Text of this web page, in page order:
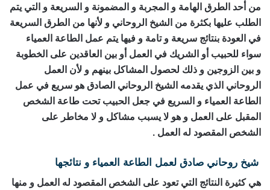
من أحد الطرق الهامة و المجربة و المضمونة و السريعة و التي يتم
الطلب عليها بكثرة من الشيخ الروحاني و لأنها من الطرق السريعة
في العودة بنتائج سريعة و تامة و فيها يتم عمل الطاعة العمياء
سواء للحبيب أو الشريك في العمل أو بين العاقدين على الخطوبة
و بين الزوجين و ذلك لحصول المشاكل بينهم و لأن العمل
الروحاني الذي يقدمه الشيخ الروحاني الصادق هو سريع في عمل
الطاعة العمياء و السريع في جعل الحبيب تحت طاعة الشخص
المقبل على العمل و هو لا يسبب مشاكل و لا مخاطر على
الشخص المقصود له العمل .
شيخ روحاني صادق لعمل الطاعة العمياءو نتائجها
هي كثيرة النتائج التي تعود على الشخص المقصود له العمل و منها